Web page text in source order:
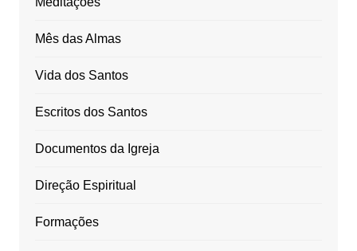
Mês das Almas
Vida dos Santos
Escritos dos Santos
Documentos da Igreja
Direção Espiritual
Formações